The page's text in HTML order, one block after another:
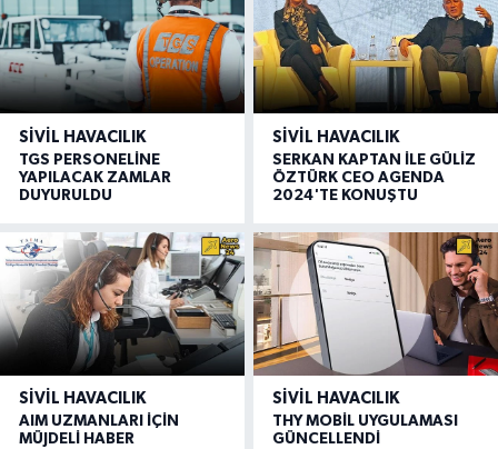
SIVIL HAVACILIK
TGS PERSONELİNE
YAPILACAK ZAMLAR
DUYURULDU
SIVIL HAVACILIK
SERKAN KAPTAN İLE GÜLİZ
ÖZTÜRK CEO AGENDA
2024'TE KONUŞTU
SIVIL HAVACILIK
AIM UZMANLARI İÇİN
MÜJDELİ HABER
SIVIL HAVACILIK
THY MOBİL UYGULAMASI
GÜNCELLENDİ